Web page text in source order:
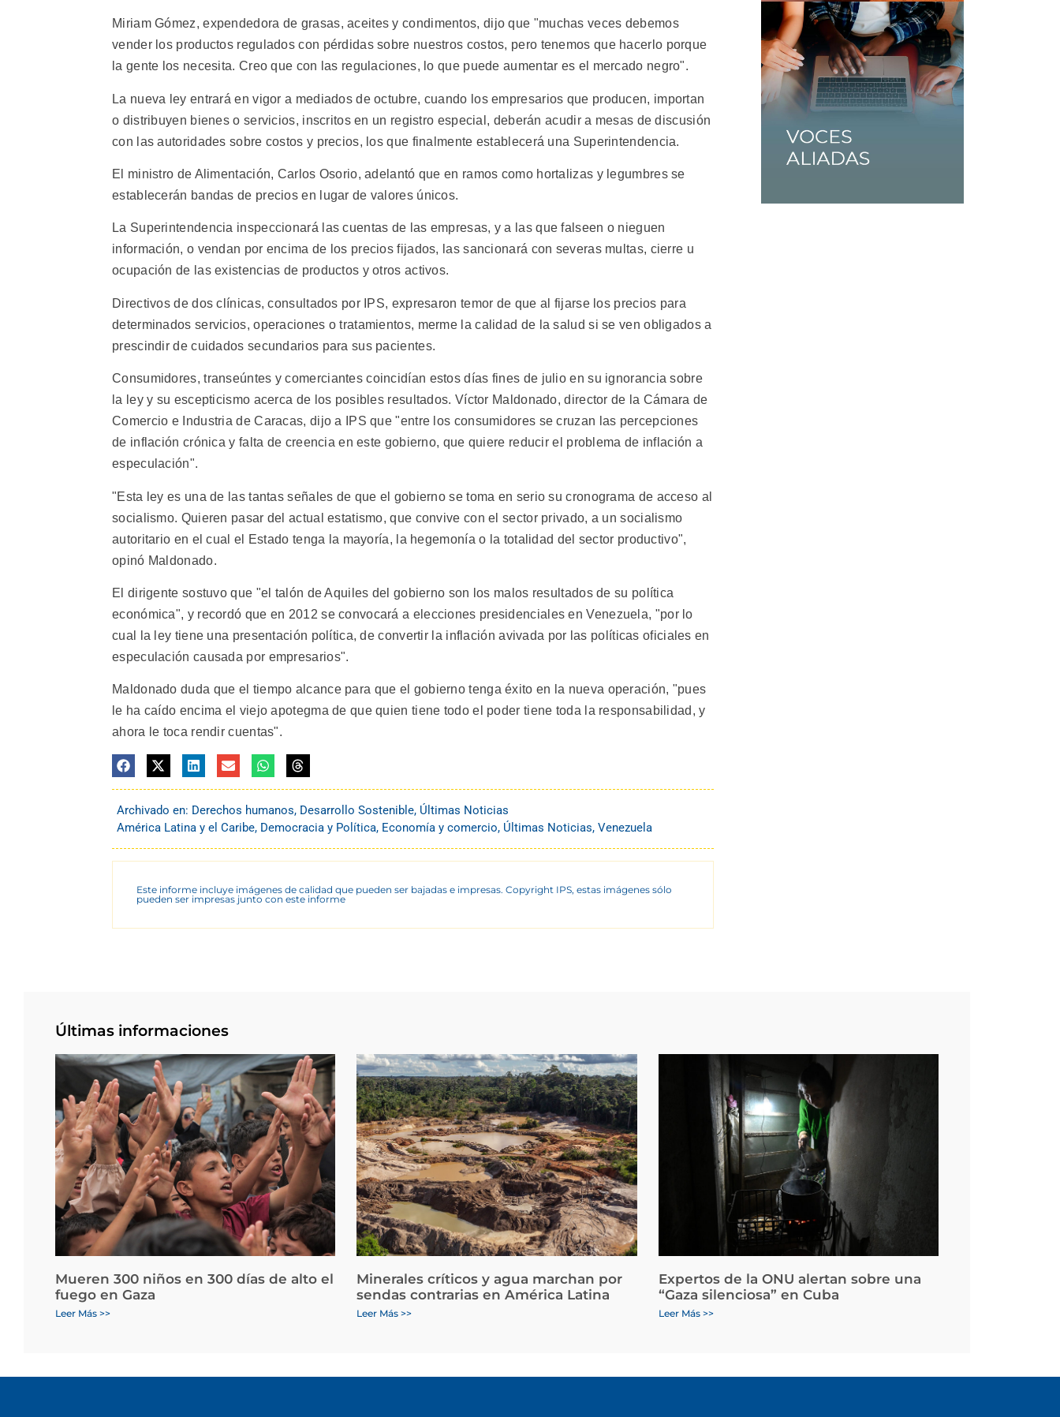
Miriam Gómez, expendedora de grasas, aceites y condimentos, dijo que "muchas veces debemos
vender los productos regulados con pérdidas sobre nuestros costos, pero tenemos que hacerlo porque
la gente los necesita. Creo que con las regulaciones, lo que puede aumentar es el mercado negro".
La nueva ley entrará en vigor a mediados de octubre, cuando los empresarios que producen, importan
o distribuyen bienes o servicios, inscritos en un registro especial, deberán acudir a mesas de discusión
con las autoridades sobre costos y precios, los que finalmente establecerá una Superintendencia.
El ministro de Alimentación, Carlos Osorio, adelantó que en ramos como hortalizas y legumbres se
establecerán bandas de precios en lugar de valores únicos.
La Superintendencia inspeccionará las cuentas de las empresas, y a las que falseen o nieguen
información, o vendan por encima de los precios fijados, las sancionará con severas multas, cierre u
ocupación de las existencias de productos y otros activos.
Directivos de dos clínicas, consultados por IPS, expresaron temor de que al fijarse los precios para
determinados servicios, operaciones o tratamientos, merme la calidad de la salud si se ven obligados a
prescindir de cuidados secundarios para sus pacientes.
Consumidores, transeúntes y comerciantes coincidían estos días fines de julio en su ignorancia sobre
la ley y su escepticismo acerca de los posibles resultados. Víctor Maldonado, director de la Cámara de
Comercio e Industria de Caracas, dijo a IPS que "entre los consumidores se cruzan las percepciones
de inflación crónica y falta de creencia en este gobierno, que quiere reducir el problema de inflación a
especulación".
"Esta ley es una de las tantas señales de que el gobierno se toma en serio su cronograma de acceso al
socialismo. Quieren pasar del actual estatismo, que convive con el sector privado, a un socialismo
autoritario en el cual el Estado tenga la mayoría, la hegemonía o la totalidad del sector productivo",
opinó Maldonado.
El dirigente sostuvo que "el talón de Aquiles del gobierno son los malos resultados de su política
económica", y recordó que en 2012 se convocará a elecciones presidenciales en Venezuela, "por lo
cual la ley tiene una presentación política, de convertir la inflación avivada por las políticas oficiales en
especulación causada por empresarios".
Maldonado duda que el tiempo alcance para que el gobierno tenga éxito en la nueva operación, "pues
le ha caído encima el viejo apotegma de que quien tiene todo el poder tiene toda la responsabilidad, y
ahora le toca rendir cuentas".
Archivado en: Derechos humanos, Desarrollo Sostenible, Últimas Noticias
América Latina y el Caribe, Democracia y Política, Economía y comercio, Últimas Noticias, Venezuela
Este informe incluye imágenes de calidad que pueden ser bajadas e impresas. Copyright IPS, estas imágenes sólo
pueden ser impresas junto con este informe
Últimas informaciones
Mueren 300 niños en 300 días de alto el
fuego en Gaza
Leer Más >>
Minerales críticos y agua marchan por
sendas contrarias en América Latina
Leer Más >>
Expertos de la ONU alertan sobre una
“Gaza silenciosa” en Cuba
Leer Más >>